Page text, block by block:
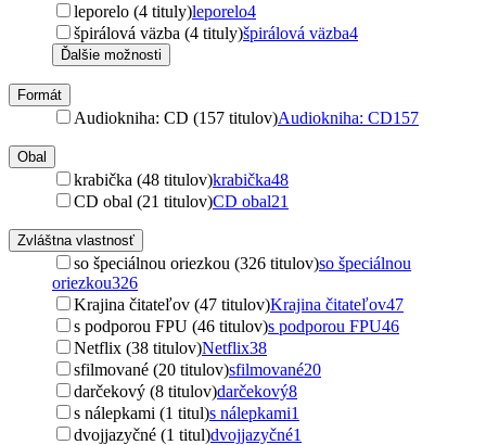
leporelo (4 tituly)leporelo4
špirálová väzba (4 tituly)špirálová väzba4
Ďalšie možnosti
Formát
Audiokniha: CD (157 titulov)Audiokniha: CD157
Obal
krabička (48 titulov)krabička48
CD obal (21 titulov)CD obal21
Zvláštna vlastnosť
so špeciálnou oriezkou (326 titulov)so špeciálnou
oriezkou326
Krajina čitateľov (47 titulov)Krajina čitateľov47
s podporou FPU (46 titulov)s podporou FPU46
Netflix (38 titulov)Netflix38
sfilmované (20 titulov)sfilmované20
darčekový (8 titulov)darčekový8
s nálepkami (1 titul)s nálepkami1
dvojjazyčné (1 titul)dvojjazyčné1